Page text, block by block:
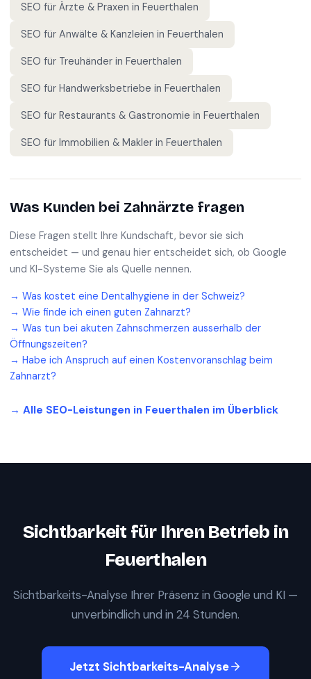
SEO für Ärzte & Praxen in Feuerthalen
SEO für Anwälte & Kanzleien in Feuerthalen
SEO für Treuhänder in Feuerthalen
SEO für Handwerksbetriebe in Feuerthalen
SEO für Restaurants & Gastronomie in Feuerthalen
SEO für Immobilien & Makler in Feuerthalen
Was Kunden bei Zahnärzte fragen
Diese Fragen stellt Ihre Kundschaft, bevor sie sich
entscheidet — und genau hier entscheidet sich, ob Google
und KI-Systeme Sie als Quelle nennen.
→ Was kostet eine Dentalhygiene in der Schweiz?
→ Wie finde ich einen guten Zahnarzt?
→ Was tun bei akuten Zahnschmerzen ausserhalb der
Öffnungszeiten?
→ Habe ich Anspruch auf einen Kostenvoranschlag beim
Zahnarzt?
→ Alle SEO-Leistungen in Feuerthalen im Überblick
Sichtbarkeit für Ihren Betrieb in
Feuerthalen
Sichtbarkeits-Analyse Ihrer Präsenz in Google und KI —
unverbindlich und in 24 Stunden.
Jetzt Sichtbarkeits-Analyse